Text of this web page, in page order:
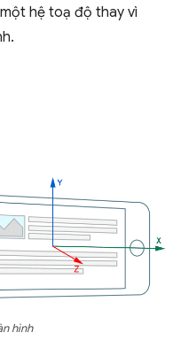
hệ toạ độ thay vì
hình